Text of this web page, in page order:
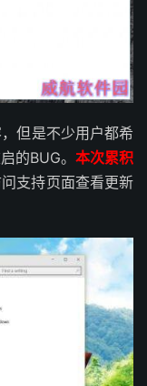
但是不少用户都希
的BUG。 本次累积
支持页面查看更新